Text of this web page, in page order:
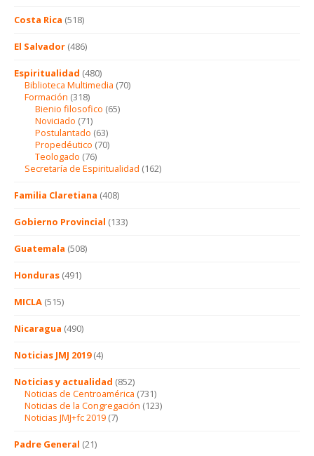
Costa Rica (518)
El Salvador (486)
Espiritualidad (480)
Biblioteca Multimedia (70)
Formación (318)
Bienio filosofico (65)
Noviciado (71)
Postulantado (63)
Propedéutico (70)
Teologado (76)
Secretaría de Espiritualidad (162)
Familia Claretiana (408)
Gobierno Provincial (133)
Guatemala (508)
Honduras (491)
MICLA (515)
Nicaragua (490)
Noticias JMJ 2019(4)
Noticias y actualidad (852)
Noticias de Centroamérica (731)
Noticias de la Congregación (123)
Noticias JMJ+fc 2019 (7)
Padre General (21)